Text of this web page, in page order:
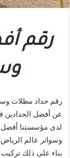
رقم
رقم حداد مظلات
عن أفضل الحدادين
لدى مؤسستنا أفضل
وسواتر عالم
بناء على ذلك